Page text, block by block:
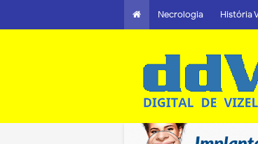
Necrologia História